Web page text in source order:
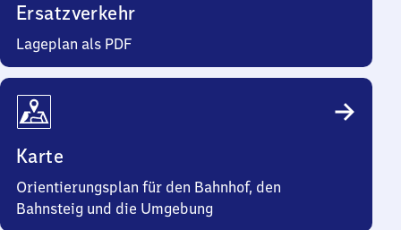
Ersatzverkehr
Lageplan als PDF
Karte
Orientierungsplan für den Bahnhof, den
Bahnsteig und die Umgebung